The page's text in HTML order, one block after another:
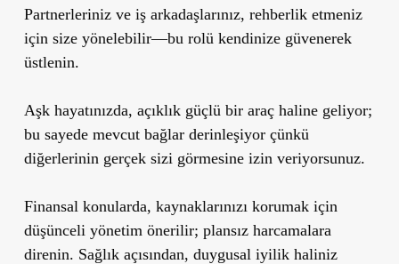
Partnerleriniz ve iş arkadaşlarınız, rehberlik etmeniz
için size yönelebilir—bu rolü kendinize güvenerek
üstlenin.
Aşk hayatınızda, açıklık güçlü bir araç haline geliyor;
bu sayede mevcut bağlar derinleşiyor çünkü
diğerlerinin gerçek sizi görmesine izin veriyorsunuz.
Finansal konularda, kaynaklarınızı korumak için
düşünceli yönetim önerilir; plansız harcamalara
direnin. Sağlık açısından, duygusal iyilik haliniz